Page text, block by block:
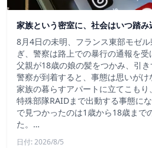
家族という密室に、社会はいつ踏み
8月4日の未明、フランス東部モゼ
ぎ、警察は路上での暴行の通報を
父親が18歳の娘の髪をつかみ、引
警察が到着すると、事態は思いが
家族の暮らすアパートに立てこもり
特殊部隊RAIDまで出動する事態に
で見つかったのは1歳から18歳まで
た。…
日付: 2026/8/5